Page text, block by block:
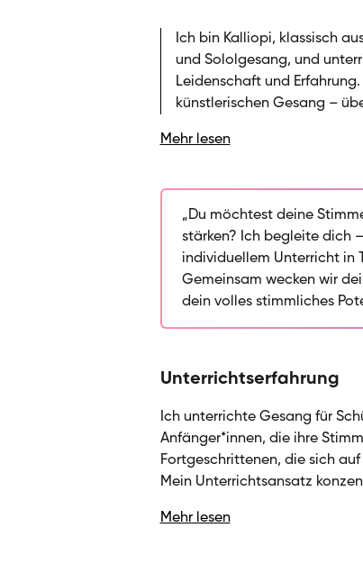
Ich bin Kalliopi, klassisch
und Sololgesang, und
Leidenschaft und
künstlerischen Gesang –
erweckt. Neben meiner
dabei, ihre Stimme zu
Unterrichtsansatz
Körperhaltung, Artikulation
Entfaltung. Ob du deine
vorbereitest oder dein
dass Technik und
Mehr lesen
„Du möchtest deine
stärken? Ich begleite dich
individuellem Unterricht in
Gemeinsam wecken wir
dein volles stimmliches
Unterrichtserfahrung
Ich unterrichte Gesang für
Anfänger*innen, die ihre
Fortgeschrittenen, die sich
Mein Unterrichtsansatz
Artikulation und Musikalität.
Mehr lesen